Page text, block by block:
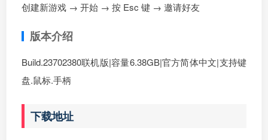
创建新游戏 → 开始 → 按 Esc 键 → 邀请好友
版本介绍
Build.23702380联机版|容量6.38GB|官方简体中文|支持键
盘.鼠标.手柄
下载地址